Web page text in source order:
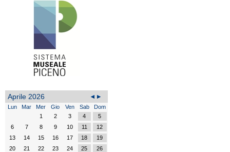
Aprile 2026
Lun Mar Mer Gio Ven Sab
Dom
1
2 3 4
5
6
7 8 9 10 11
12
13
14 15 16 17 18
19
20
21 22 23 24 25
26